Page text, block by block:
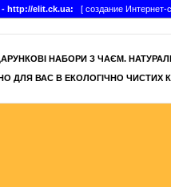
http://elit.ck.ua: [ создание Интернет-
НАБОРИ З ЧАЄМ.
ДЛЯ ВАС В ЕКОЛОГІЧНО ЧИСТИХ